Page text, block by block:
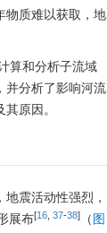
物质难以获取，地
算和分析子流域
并分析了影响河流
原因。
震活动性强烈，
展布[16 37-38] （图